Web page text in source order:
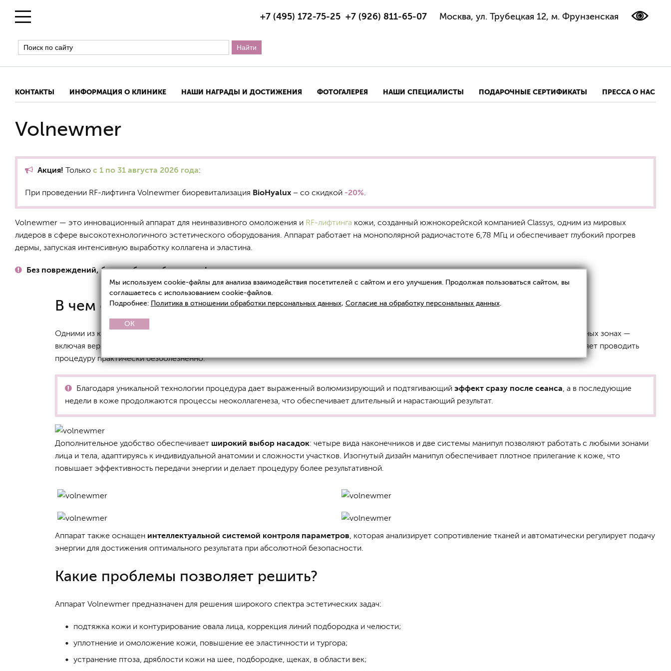
+7 (495) 172-75-25 +7 (926) 811-65-07 Москва, ул. Трубецкая 12, м. Фрунзенская
КОНТАКТЫ ИНФОРМАЦИЯ О КЛИНИКЕ НАШИ НАГРАДЫ И ДОСТИЖЕНИЯ ФОТОГАЛЕРЕЯ НАШИ СПЕЦИАЛИСТЫ ПОДАРОЧНЫЕ СЕРТИФИКАТЫ ПРЕССА О НАС
Volnewmer
Акция! Только с 1 по 31 августа 2026 года:
При проведении RF-лифтинга Volnewmer биоревитализация BioHyalux – со скидкой -20%
Volnewmer — это инновационный аппарат для неинвазивного омоложения и RF-лифтинга кожи, созданный южнокорейской компанией Classys, одним из мировых
лидеров в сфере высокотехнологичного эстетического оборудования. Аппарат работает на монополярной радиочастоте 6,78 МГц и обеспечивает глубокий прогрев
дермы, запуская интенсивную выработку коллагена и эластина.
Без повреждений, без игл, без реабилитации!
В чем особенность Volnewmer?
Одними из ключевых особенностей Volnewmer являются его
даже в самых деликатных зонах —
включая верхнее и нижнее веко. Этому способствует система водяного охлаждения, которая защищает поверхностные слои кожи и позволяет проводить
процедуру практически безболезненно.
Благодаря уникальной технологии процедура дает выраженный волюмизирующий и подтягивающий эффект сразу после сеанса , а в последующие
недели в коже продолжаются процессы неоколлагенеза, что обеспечивает длительный и нарастающий результат.
Дополнительное удобство обеспечивает широкий выбор насадок: четыре вида наконечников и две системы манипул позволяют работать с любыми зонами
лица и тела, адаптируясь к индивидуальной анатомии и сложности участков. Изогнутый дизайн манипул обеспечивает плотное прилегание к коже, что
повышает эффективность передачи энергии и делает процедуру более результативной.
Аппарат также оснащен интеллектуальной системой контроля параметров , которая анализирует сопротивление тканей и автоматически регулирует подачу
энергии для достижения оптимального результата при абсолютной безопасности.
Какие проблемы позволяет решить?
Аппарат Volnewmer предназначен для решения широкого спектра эстетических задач:
подтяжка кожи и контурирование овала лица, коррекция линий подбородка и челюсти;
уплотнение и омоложение кожи, повышение ее эластичности и тургора;
устранение птоза, дряблости кожи на шее, подбородке, щеках, в области век;
Мы используем cookie-файлы для анализа взаимодействия посетителей с сайтом и его улучшения. Продолжая пользоваться сайтом, вы
соглашаетесь с использованием cookie-файлов.
Подробнее: Политика в отношении обработки персональных данных, Согласие на обработку персональных данных.
OK